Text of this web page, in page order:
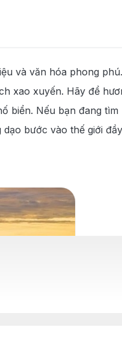
và văn hóa phong
xao xuyến. Hãy để
biển. Nếu bạn đang tìm
bước vào thế giới